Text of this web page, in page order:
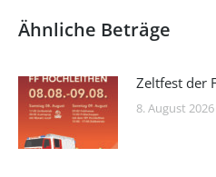
Ähnliche Beträge
Zeltfest der
8. August 2026